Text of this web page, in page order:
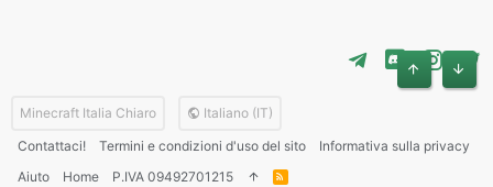
Minecraft Italia Chiaro
Italiano (IT)
Contattaci!
Termini e condizioni d'uso del sito
Informativa sulla privacy
Aiuto
Home P.IVA 09492701215
R
Alto Basso